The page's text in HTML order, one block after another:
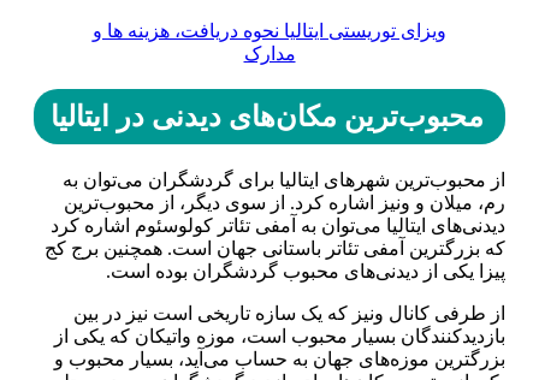
ویزای توریستی ایتالیا نحوه دریافت، هزینه ها و
مدارک
محبوب‌ترین مکان‌های دیدنی در ایتالیا
از محبوب‌ترین شهر‌های ایتالیا برای گردشگران می‌توان به
رم، میلان و ونیز اشاره کرد. از سوی دیگر، از محبوب‌ترین
دیدنی‌های ایتالیا می‌توان به آمفی تئاتر کولوسئوم اشاره کرد
که بزرگترین آمفی تئاتر باستانی جهان است. همچنین برج کج
پیزا یکی از دیدنی‌های محبوب گردشگران بوده است.
از طرفی کانال ونیز که یک سازه تاریخی است نیز در بین
بازدیدکنندگان بسیار محبوب است، موزه واتیکان که یکی از
بزرگترین موزه‌های جهان به حساب می‌آید، بسیار محبوب و